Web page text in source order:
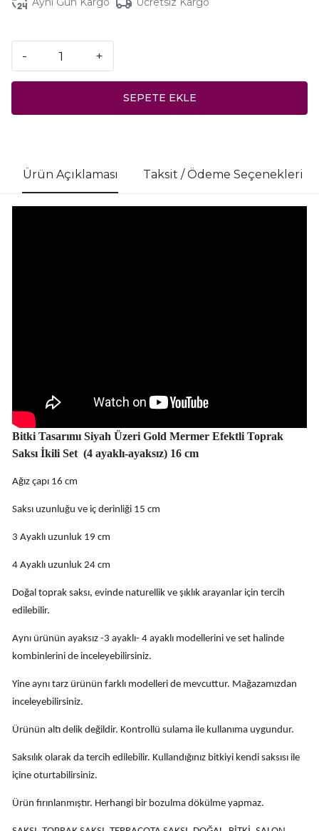
- +
SEPETE EKLE
Ürün Açıklaması Taksit / Ödeme Seçenekleri
Bitki Tasarımı Siyah Üzeri Gold Mermer Efektli Toprak
Saksı İkili Set (4 ayaklı-ayaksız) 16 cm
Ağız çapı 16 cm
Saksı uzunluğu ve iç derinliği 15 cm
3 Ayaklı uzunluk 19 cm
4 Ayaklı uzunluk 24 cm
Doğal toprak saksı, evinde naturellik ve şıklık arayanlar için tercih
edilebilir.
Aynı ürünün ayaksız -3 ayaklı- 4 ayaklı modellerini ve set halinde
kombinlerini de inceleyebilirsiniz.
Yine aynı tarz ürünün farklı modelleri de mevcuttur. Mağazamızdan
inceleyebilirsiniz.
Ürünün altı delik değildir. Kontrollü sulama ile kullanıma uygundur.
Saksılık olarak da tercih edilebilir. Kullandığınız bitkiyi kendi saksısı ile
içine oturtabilirsiniz.
Ürün fırınlanmıştır. Herhangi bir bozulma dökülme yapmaz.